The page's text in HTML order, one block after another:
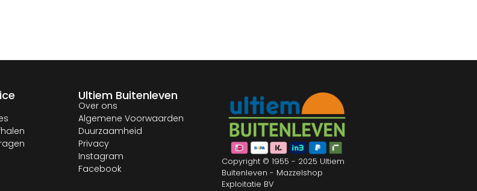
Ultiem Buitenleven
Over ons
Algemene Voorwaarden
Duurzaamheid
Privacy
Instagram
Facebook
Copyright © 1955 - 2025 Ultiem
Buitenleven - Mazzelshop
Exploitatie BV